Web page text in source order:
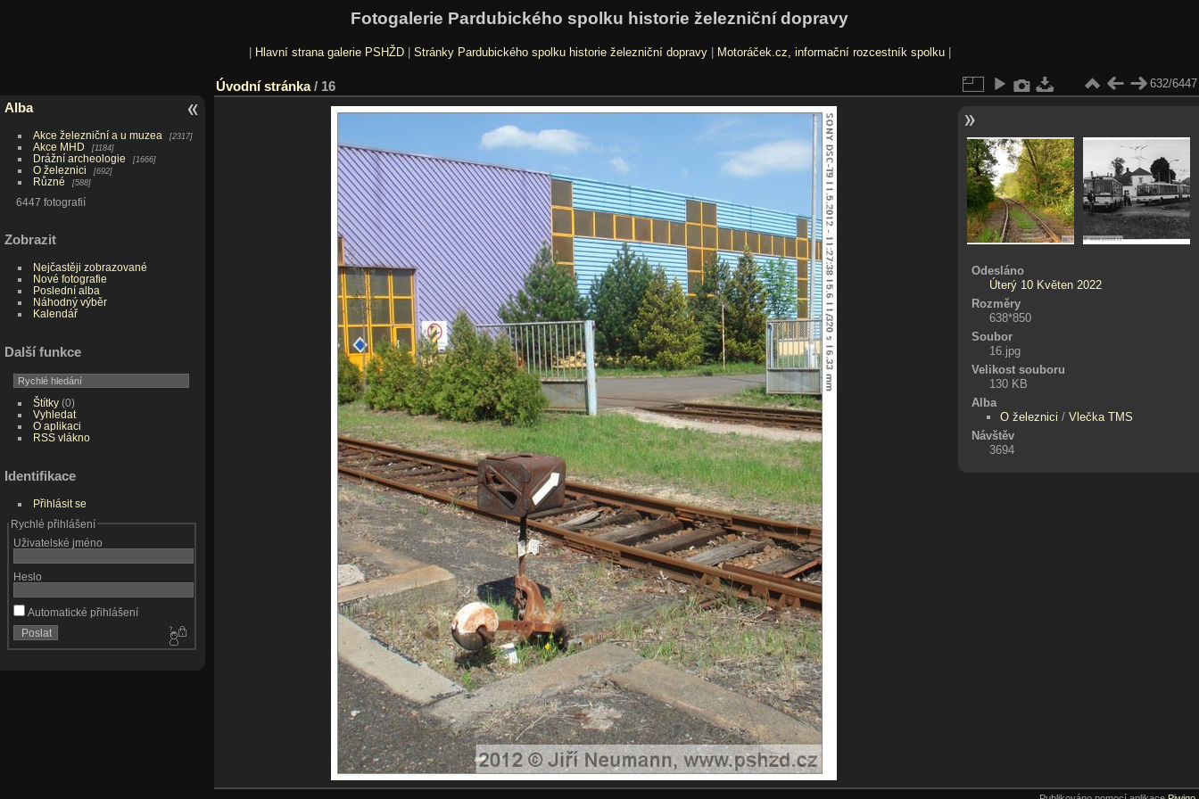
Fotogalerie Pardubického spolku historie železniční dopravy
Hlavní strana galerie PSHŽD| Stránky Pardubického spolku historie železniční dopravy| Motoráček.cz, informační rozcestník spolku|
Alba
Akce železniční a u muzea 2317
Akce MHD 1184
Drážní archeologie 1666
O železnici 692
Různé 588
6447 fotografií
Zobrazit
Nejčastěji zobrazované
Nové fotografie
Poslední alba
Náhodný výběr
Kalendář
Další funkce
Štítky(0)
Vyhledat
O aplikaci
RSS vlákno
Identifikace
Přihlásit se
Rychlé přihlášení
Uživatelské jméno
Heslo
Automatické přihlášení
Úvodní stránka/ 16 632/6447
Odesláno
Úterý 10 Květen 2022
Rozměry
638*850
Soubor
16.jpg
Velikost souboru
130 KB
Alba
O železnici /Vlečka TMS
Návštěv
3694